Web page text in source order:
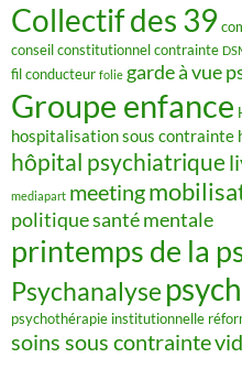
Collectif des 39
conseil constitutionnelcontrainte
fil conducteur folie garde à vue
Groupe enfance
hospitalisation sous contrainte
hôpital psychiatrique
mediapart meeting
politique santé mentale
printemps de la
Psychanalyse
psychothérapie institutionnelle
soins sous contrainte